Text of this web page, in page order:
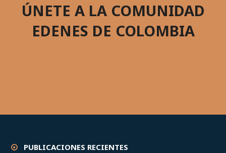
ÚNETE A LA COMUNIDAD
EDENES DE COLOMBIA
PUBLICACIONES RECIENTES